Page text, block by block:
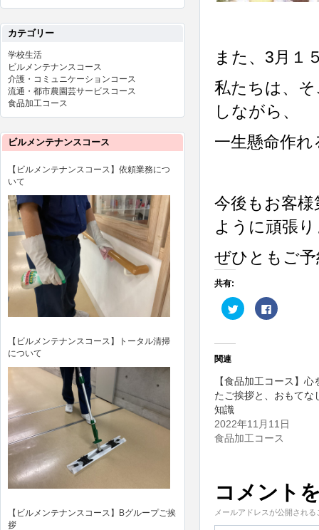
また、3月１
私たちは、
しながら、
一生懸命作
今後もお客
ように頑張
ぜひともご
共有:
ク
リ
共
有
(新
し
ウ
ィ
ン
ド
ま
す)
Facebook
で
リ
ッ
ク
く
だ
さ
ウ
ィ
ド
ウ
関連
【食品加工コース】心
たご挨拶と、おもてな
知識
2022年11月11日
食品加工コース
コメント
メールアドレスが公開され
カテゴリー
学校生活
ビルメンテナンスコース
介護・コミュニケーションコース
流通・都市農園芸サービスコース
食品加工コース
ビルメンテナンスコース
【ビルメンテナンスコース】依頼業務につ
いて
【ビルメンテナンスコース】トータル清掃
について
【ビルメンテナンスコース】Bグループご挨
拶